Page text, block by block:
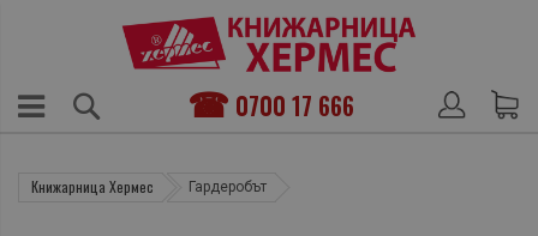
0700 17 666
Книжарница Хермес Гардеробът